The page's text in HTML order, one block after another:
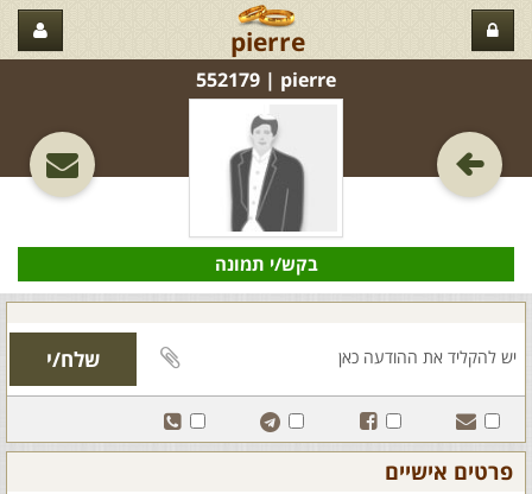
pierre
pierre‏ | 552179
בקש/י תמונה
פרטים אישיים